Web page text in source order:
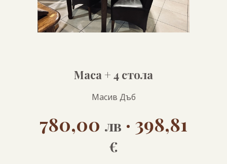
Маса + 4 стола
Масив Дъб
780,00 лв · 398,81
€